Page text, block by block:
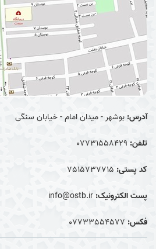
آدرس: بوشهر - میدان امام - خیابان سنگی
تلفن: 07731558429
کد پستی: 7515737715
پست الکترونیک: info@ostb.ir
فکس: 07733554577